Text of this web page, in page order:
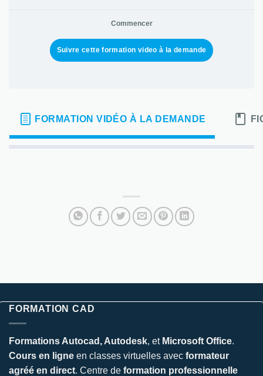
Commencer
Suivre cette formation video à la demande
FORMATION VIDÉO À LA DEMANDE
FORMATION CAD
Formations Autocad, Autodesk, et Microsoft Office.
Cours en ligne en classes virtuelles avec formateur
agréé en direct. Centre de formation professionnelle